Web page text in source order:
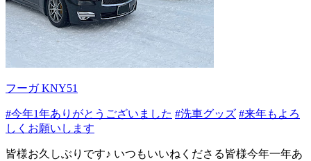
フーガ KNY51
#今年1年ありがとうございました #洗車グッズ #来年もよろ
しくお願いします
皆様お久しぶりです♪ いつもいいねくださる皆様今年一年あ